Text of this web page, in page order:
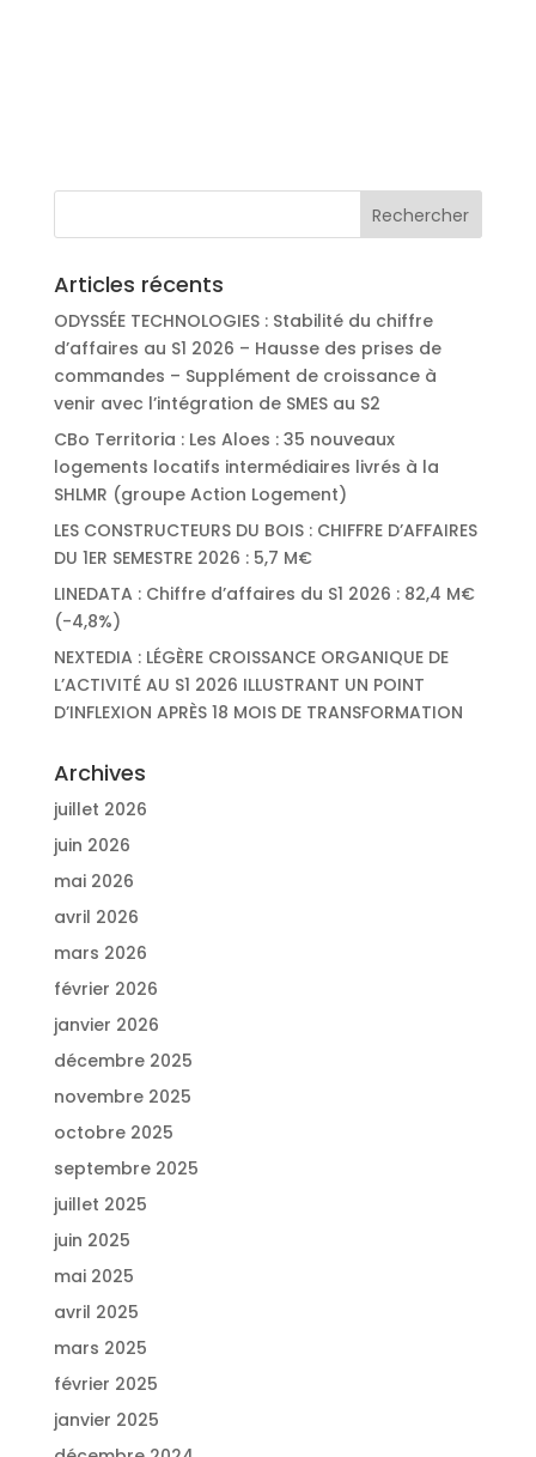
Articles récents
ODYSSÉE TECHNOLOGIES : Stabilité du chiffre
d’affaires au S1 2026 – Hausse des prises de
commandes – Supplément de croissance à
venir avec l’intégration de SMES au S2
CBo Territoria : Les Aloes : 35 nouveaux
logements locatifs intermédiaires livrés à la
SHLMR (groupe Action Logement)
LES CONSTRUCTEURS DU BOIS : CHIFFRE D’AFFAIRES
DU 1ER SEMESTRE 2026 : 5,7 M€
LINEDATA : Chiffre d’affaires du S1 2026 : 82,4 M€
(-4,8%)
NEXTEDIA : LÉGÈRE CROISSANCE ORGANIQUE DE
L’ACTIVITÉ AU S1 2026 ILLUSTRANT UN POINT
D’INFLEXION APRÈS 18 MOIS DE TRANSFORMATION
Archives
juillet 2026
juin 2026
mai 2026
avril 2026
mars 2026
février 2026
janvier 2026
décembre 2025
novembre 2025
octobre 2025
septembre 2025
juillet 2025
juin 2025
mai 2025
avril 2025
mars 2025
février 2025
janvier 2025